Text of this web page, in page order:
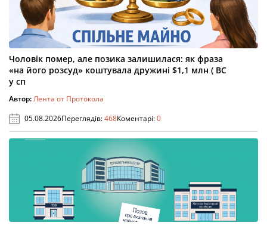
Чоловік помер, але позика залишилася: як фраза
«на його розсуд» коштувала дружині $1,1 млн ( ВС
у сп
Автор:Лента от Протокола
05.08.2026Переглядів:468Коментарі:0